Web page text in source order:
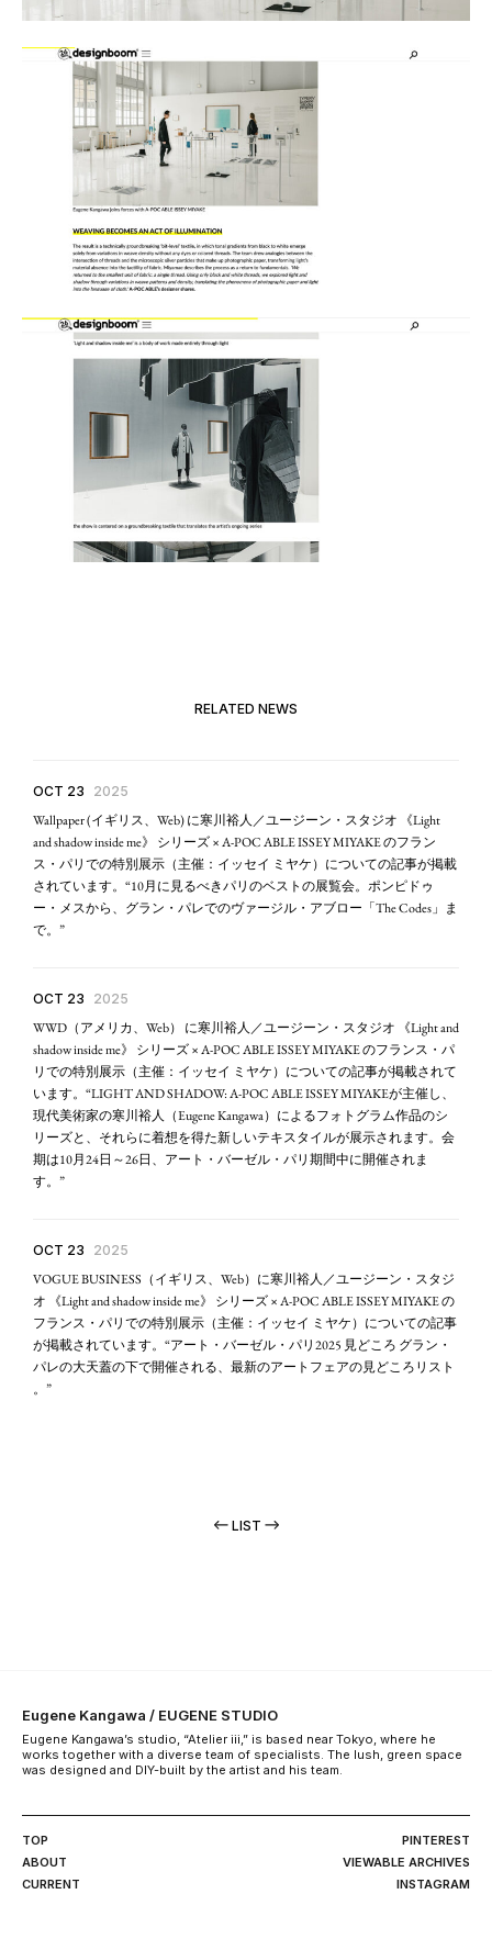
RELATED NEWS
OCT 23 2025
Wallpaper (イギリス、Web) に寒川裕人／ユージーン・スタジオ 《Light
and shadow inside me》 シリーズ × A-POC ABLE ISSEY MIYAKE のフラン
ス・パリでの特別展示（主催：イッセイ ミヤケ）についての記事が掲載
されています。“10月に見るべきパリのベストの展覧会。ポンピドゥ
ー・メスから、グラン・パレでのヴァージル・アブロー「The Codes」ま
で。”
OCT 23 2025
WWD（アメリカ、Web） に寒川裕人／ユージーン・スタジオ 《Light and
shadow inside me》 シリーズ × A-POC ABLE ISSEY MIYAKE のフランス・パ
リでの特別展示（主催：イッセイ ミヤケ）についての記事が掲載されて
います。“LIGHT AND SHADOW: A-POC ABLE ISSEY MIYAKEが主催し、
現代美術家の寒川裕人（Eugene Kangawa）によるフォトグラム作品のシ
リーズと、それらに着想を得た新しいテキスタイルが展示されます。会
期は10月24日～26日、アート・バーゼル・パリ期間中に開催されま
す。”
OCT 23 2025
VOGUE BUSINESS（イギリス、Web）に寒川裕人／ユージーン・スタジ
オ 《Light and shadow inside me》 シリーズ × A-POC ABLE ISSEY MIYAKE の
フランス・パリでの特別展示（主催：イッセイ ミヤケ）についての記事
が掲載されています。“アート・バーゼル・パリ2025 見どころ グラン・
パレの大天蓋の下で開催される、最新のアートフェアの見どころリスト
。”
LIST
Eugene Kangawa / EUGENE STUDIO
Eugene Kangawa’s studio, “Atelier iii,” is based near Tokyo, where he
works together with a diverse team of specialists. The lush, green space
was designed and DIY-built by the artist and his team.
TOP
PINTEREST
ABOUT
VIEWABLE ARCHIVES
CURRENT
INSTAGRAM